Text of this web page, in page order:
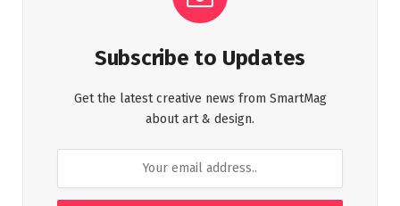
Subscribe to Updates
Get the latest creative news from SmartMag
about art & design.